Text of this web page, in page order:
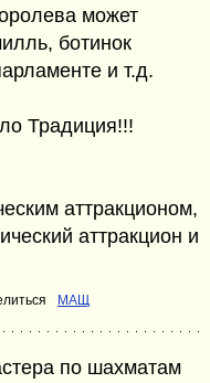
может
ботинок
и т.д.
Традиция!!!
аттракционом,
аттракцион и
МАЩ
по шахматам